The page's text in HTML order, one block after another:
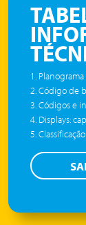
1.
2. Código de
3. Códigos e
4. Displays:
5.